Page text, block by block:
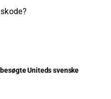
Uniteds svenske